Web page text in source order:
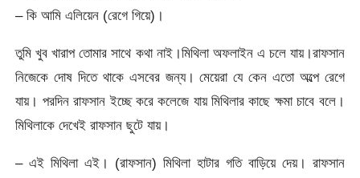
– কি আমি এলিয়েন (রেগে গিয়ে)।
তুমি খুব খারাপ তোমার সাথে কথা নাই।মিথিলা অফলাইন এ চলে যায়।রাফসান
নিজেকে দোষ দিতে থাকে এসবের জন্য। মেয়েরা যে কেন এতো অল্পে রেগে
যায়। পরদিন রাফসান ইচ্ছে করে কলেজে যায় মিথিলার কাছে ক্ষমা চাবে বলে।
মিথিলাকে দেখেই রাফসান ছুটে যায়।
– এই মিথিলা এই। (রাফসান) মিথিলা হাটার গতি বাড়িয়ে দেয়। রাফসান